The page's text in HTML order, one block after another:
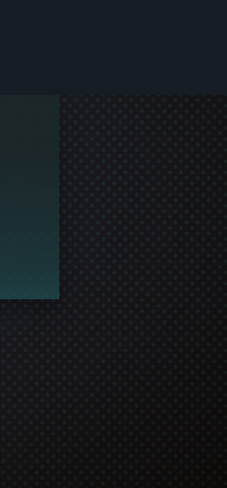
členem komunity!